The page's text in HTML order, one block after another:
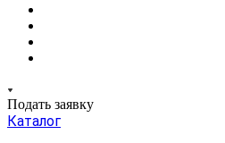
Подать заявку
Каталог